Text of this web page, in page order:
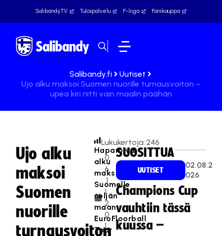
SalibandyTV Tulospalvelu F-liiga Fanikauppa
Salibandy.fi
Uutiset
Ujo alku maksoi Suomen nuorille turnausvoiton –
upea kiri riitti vain maalin päähän
Ujo alku
maksoi
Suomen
nuorille
turnausvoiton
0
6
.1
1.
2
0
1
Lukukertoja:246
Haparoiva
alku
maksoi
Suomelle
neljän
maan
EuroFloorball
Tour
SUOSITTUA
UUTISET
02.08.2
026
Champions Cup
vauhtiin tässä
kuussa –